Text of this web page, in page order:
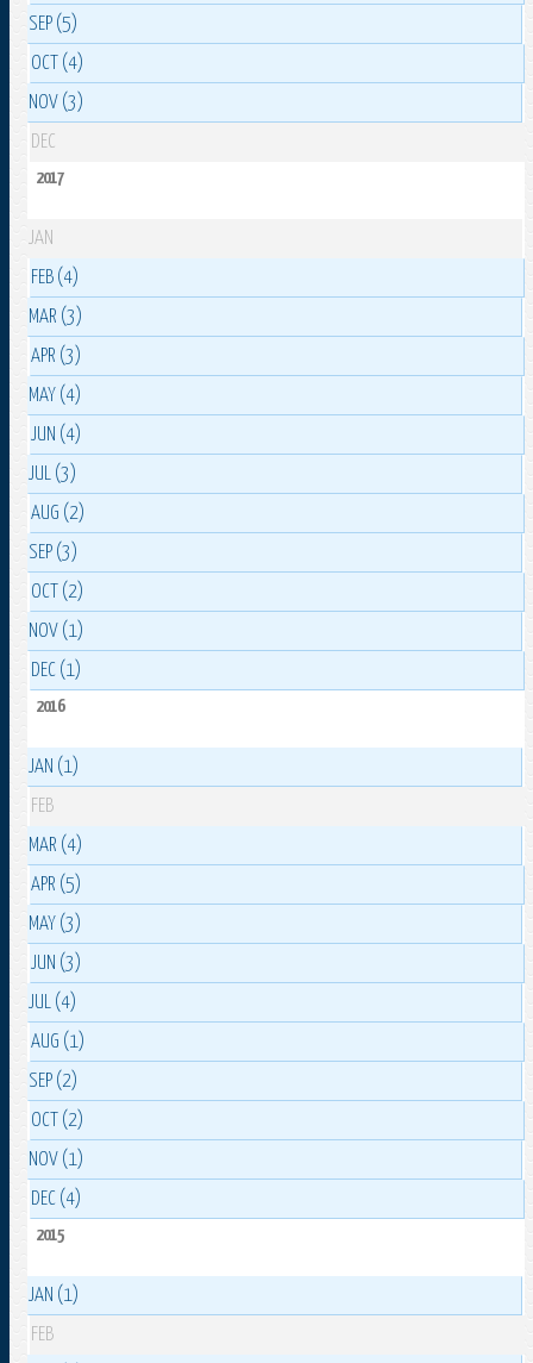
SEP (5)
OCT (4)
NOV (3)
DEC
2017
JAN
FEB (4)
MAR (3)
APR (3)
MAY (4)
JUN (4)
JUL (3)
AUG (2)
SEP (3)
OCT (2)
NOV (1)
DEC (1)
2016
JAN (1)
FEB
MAR (4)
APR (5)
MAY (3)
JUN (3)
JUL (4)
AUG (1)
SEP (2)
OCT (2)
NOV (1)
DEC (4)
2015
JAN (1)
FEB